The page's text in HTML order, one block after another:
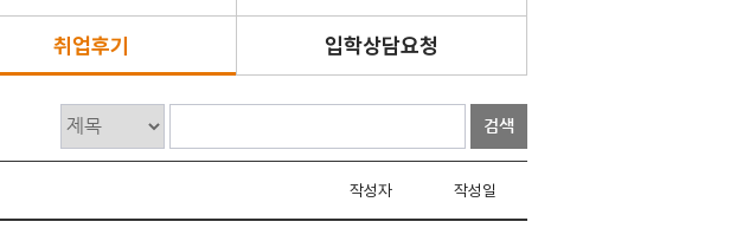
취업후기 입학상담요청
검색
작성자 작성일